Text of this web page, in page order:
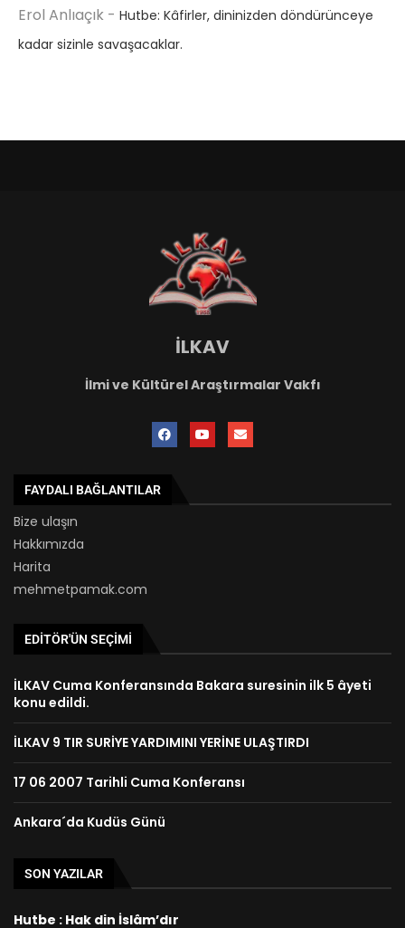
Erol Anlıaçık - Hutbe: Kâfirler, dininizden döndürünceye
kadar sizinle savaşacaklar.
İLKAV
İlmi ve Kültürel Araştırmalar Vakfı
FAYDALI BAĞLANTILAR
Bize ulaşın
Hakkımızda
Harita
mehmetpamak.com
EDITÖR'ÜN SEÇIMI
İLKAV Cuma Konferansında Bakara suresinin ilk 5 âyeti
konu edildi.
İLKAV 9 TIR SURİYE YARDIMINI YERİNE ULAŞTIRDI
17 06 2007 Tarihli Cuma Konferansı
Ankara´da Kudüs Günü
SON YAZILAR
Hutbe : Hak din İslâm’dır